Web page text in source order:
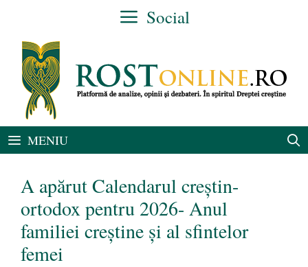
conținut
Social
MENIU
A apărut Calendarul creștin-
ortodox pentru 2026- Anul
familiei creștine și al sfintelor
femei